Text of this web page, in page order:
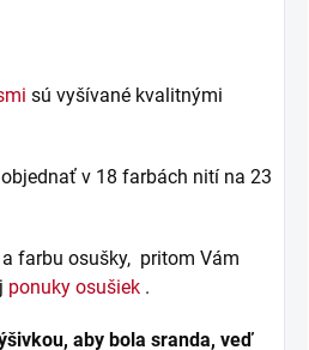
sú vyšívané kvalitnými
v 18 farbách nití na 23
farbu osušky, pritom Vám
ponuky osušiek .
aby bola sranda, veď